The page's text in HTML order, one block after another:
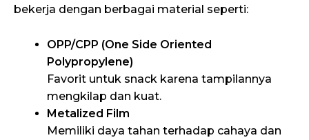
bekerja dengan berbagai material seperti:
OPP/CPP (One Side Oriented
Polypropylene)
Favorit untuk snack karena tampilannya
mengkilap dan kuat.
Metalized Film
Memiliki daya tahan terhadap cahaya dan